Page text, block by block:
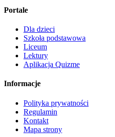
Portale
Dla dzieci
Szkoła podstawowa
Liceum
Lektury
Aplikacja Quizme
Informacje
Polityka prywatności
Regulamin
Kontakt
Mapa strony